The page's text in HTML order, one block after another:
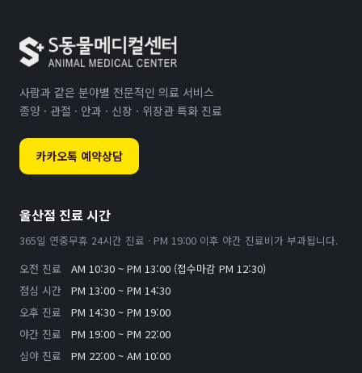
사람과 같은 분야별 전문적인 의료 서비스
종양 · 관절 · 안과 · 신장 · 위장관 특화 진료
카카오톡 예약상담
울산점 진료 시간
365일 연중무휴 24시간 진료 · PM 19:00 이후 야간 진료비가 부과됩니다.
오전 진료
AM 10:30 ~ PM 13:00 (접수마감 PM 12:30)
점심 시간
PM 13:00 ~ PM 14:30
오후 진료
PM 14:30 ~ PM 19:00
야간 진료
PM 19:00 ~ PM 22:00
심야 진료
PM 22:00 ~ AM 10:00